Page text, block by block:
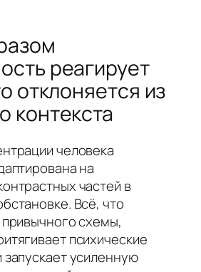
реагирует
отклоняется из
контекста
человека
на
частей в
Всё, что
схемы,
психические
усиленную